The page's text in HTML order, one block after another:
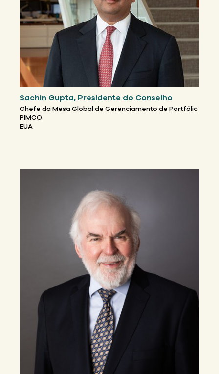
Sachin Gupta, Presidente do Conselho
Chefe da Mesa Global de Gerenciamento de Portfólio
PIMCO
EUA